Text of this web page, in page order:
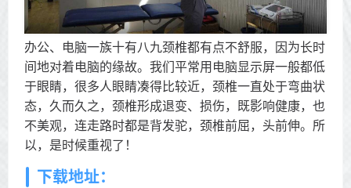
办公、电脑一族十有八九颈椎都有点不舒服，因为长时
间地对着电脑的缘故。我们平常用电脑显示屏一般都低
于眼睛，很多人眼睛凑得比较近，颈椎一直处于弯曲状
态，久而久之，颈椎形成退变、损伤，既影响健康，也
不美观，连走路时都是背发驼，颈椎前屈，头前伸。所
以，是时候重视了！
下载地址：